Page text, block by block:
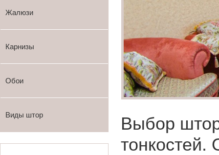
Жалюзи
Карнизы
Обои
Виды штор
Выбор
тонкостей.